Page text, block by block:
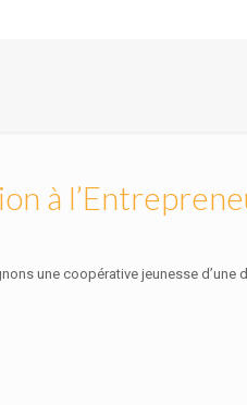
à
une coopérative jeunesse